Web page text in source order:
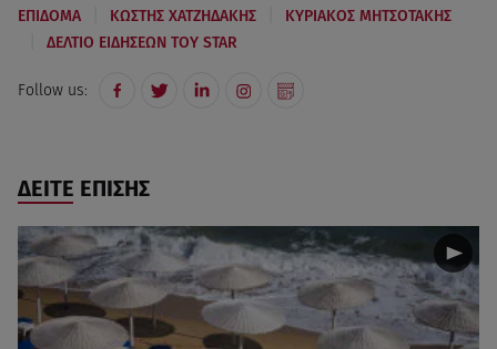
ΕΠΙΔΟΜΑ ΚΩΣΤΗΣ ΧΑΤΖΗΔΑΚΗΣ ΚΥΡΙΑΚΟΣ ΜΗΤΣΟΤΑΚΗΣ
ΔΕΛΤΙΟ ΕΙΔΗΣΕΩΝ ΤΟΥ STAR
Follow us:
ΔΕΙΤΕ ΕΠΙΣΗΣ